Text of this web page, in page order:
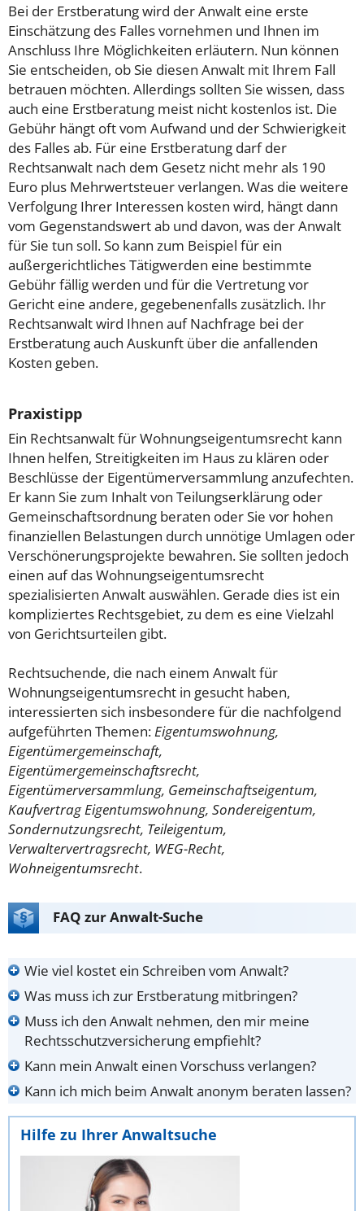
Bei der Erstberatung wird der Anwalt eine erste
Einschätzung des Falles vornehmen und Ihnen im
Anschluss Ihre Möglichkeiten erläutern. Nun können
Sie entscheiden, ob Sie diesen Anwalt mit Ihrem Fall
betrauen möchten. Allerdings sollten Sie wissen, dass
auch eine Erstberatung meist nicht kostenlos ist. Die
Gebühr hängt oft vom Aufwand und der Schwierigkeit
des Falles ab. Für eine Erstberatung darf der
Rechtsanwalt nach dem Gesetz nicht mehr als 190
Euro plus Mehrwertsteuer verlangen. Was die weitere
Verfolgung Ihrer Interessen kosten wird, hängt dann
vom Gegenstandswert ab und davon, was der Anwalt
für Sie tun soll. So kann zum Beispiel für ein
außergerichtliches Tätigwerden eine bestimmte
Gebühr fällig werden und für die Vertretung vor
Gericht eine andere, gegebenenfalls zusätzlich. Ihr
Rechtsanwalt wird Ihnen auf Nachfrage bei der
Erstberatung auch Auskunft über die anfallenden
Kosten geben.
Praxistipp
Ein Rechtsanwalt für Wohnungseigentumsrecht kann
Ihnen helfen, Streitigkeiten im Haus zu klären oder
Beschlüsse der Eigentümerversammlung anzufechten.
Er kann Sie zum Inhalt von Teilungserklärung oder
Gemeinschaftsordnung beraten oder Sie vor hohen
finanziellen Belastungen durch unnötige Umlagen oder
Verschönerungsprojekte bewahren. Sie sollten jedoch
einen auf das Wohnungseigentumsrecht
spezialisierten Anwalt auswählen. Gerade dies ist ein
kompliziertes Rechtsgebiet, zu dem es eine Vielzahl
von Gerichtsurteilen gibt.
Rechtsuchende, die nach einem Anwalt für
Wohnungseigentumsrecht in gesucht haben,
interessierten sich insbesondere für die nachfolgend
aufgeführten Themen:Eigentumswohnung,
Eigentümergemeinschaft,
Eigentümergemeinschaftsrecht,
Eigentümerversammlung, Gemeinschaftseigentum,
Kaufvertrag Eigentumswohnung, Sondereigentum,
Sondernutzungsrecht, Teileigentum,
Verwaltervertragsrecht, WEG-Recht,
Wohneigentumsrecht.
FAQ zur Anwalt-Suche
Wie viel kostet ein Schreiben vom Anwalt?
Was muss ich zur Erstberatung mitbringen?
Muss ich den Anwalt nehmen, den mir meine
Rechtsschutzversicherung empfiehlt?
Kann mein Anwalt einen Vorschuss verlangen?
Kann ich mich beim Anwalt anonym beraten lassen?
Hilfe zu Ihrer Anwaltsuche